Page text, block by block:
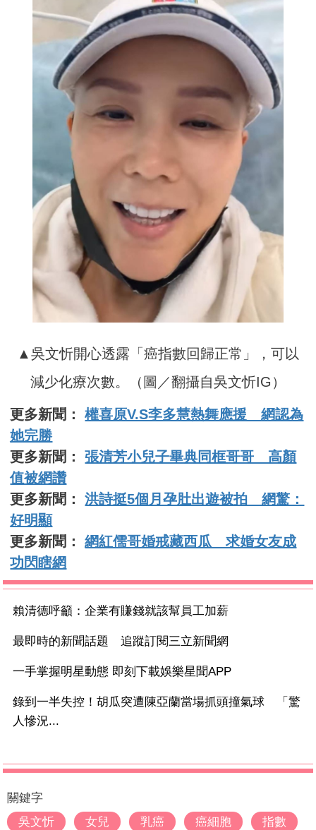
▲吳文忻開心透露「癌指數回歸正常」，可以
減少化療次數。（圖／翻攝自吳文忻IG）
更多新聞：權喜原V.S李多慧熱舞應援 網認為
她完勝
更多新聞：張清芳小兒子畢典同框哥哥 高顏
值被網讚
更多新聞：洪詩挺5個月孕肚出遊被拍 網驚：
好明顯
更多新聞：網紅儒哥婚戒藏西瓜 求婚女友成
功閃瞎網
賴清德呼籲：企業有賺錢就該幫員工加薪
最即時的新聞話題 追蹤訂閱三立新聞網
一手掌握明星動態 即刻下載娛樂星聞APP
錄到一半失控！胡瓜突遭陳亞蘭當場抓頭撞氣球 「驚
人慘況...
關鍵字
吳文忻
女兒 乳癌 癌細胞 指數